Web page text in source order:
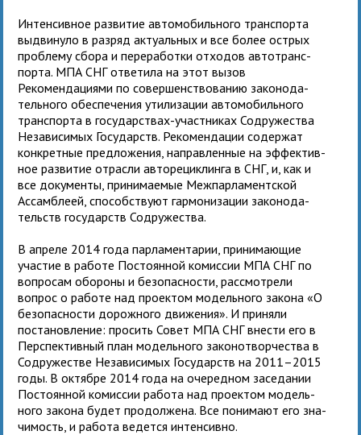
Интенсивное раз­ви­тие авто­мо­биль­ного транс­порта
выдви­нуло в раз­ряд акту­аль­ных и все более ост­рых
про­блему сбора и пере­ра­ботки отхо­дов авто­транс­
порта. МПА СНГ отве­тила на этот вызов
Рекомендаци­ями по совер­шен­ство­ва­нию зако­но­да­
тель­ного обес­пе­че­ния ути­ли­за­ции авто­мо­биль­ного
транс­порта в госу­дар­ствах-участ­ни­ках Содружества
Независимых Государств. Рекомендации содер­жат
кон­крет­ные пред­ло­же­ния, направ­лен­ные на эффек­тив­
ное раз­ви­тие отрасли авто­ре­цик­линга в СНГ, и, как и
все доку­менты, при­ни­ма­е­мые Межпарламент­ской
Ассамблеей, спо­соб­ствуют гар­мо­ни­за­ции зако­но­да­
тельств госу­дарств Содружества.
В апреле 2014 года пар­ла­мен­та­рии, при­ни­ма­ю­щие
уча­стие в работе Постоянной комис­сии МПА СНГ по
вопро­сам обо­роны и без­опас­но­сти, рас­смот­рели
вопрос о работе над про­ек­том модель­ного закона «О
без­опас­но­сти дорож­ного дви­же­ния». И при­няли
поста­нов­ле­ние: про­сить Совет МПА СНГ вне­сти его в
Перспектив­ный план модель­ного зако­но­твор­че­ства в
Содружестве Независимых Государств на 2011–2015
годы. В октябре 2014 года на оче­ред­ном засе­да­нии
Постоянной комис­сии работа над про­ек­том модель­
ного закона будет про­дол­жена. Все пони­мают его зна­
чи­мость, и работа ведется интенсивно.